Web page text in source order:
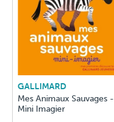
GALLIMARD
Mes Animaux Sauvages -
Mini Imagier